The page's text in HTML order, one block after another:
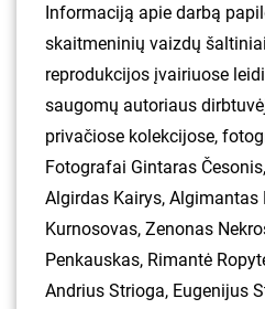
Informaciją apie darbą
skaitmeninių vaizdų
reprodukcijos įvairiuose
saugomų autoriaus
privačiose kolekcijose,
Fotografai Gintaras
Algirdas Kairys, Algimantas
Kurnosovas, Zenonas
Penkauskas, Rimantė
Andrius Strioga, Eugenijus